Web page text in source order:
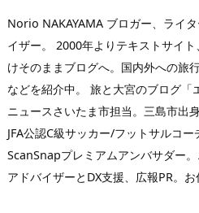
Norio NAKAYAMA ブロガー、ライ
イザー。 2000年よりテキストサイ
けそのままブログへ。国内外への旅
などを紹介中。 旅と大宮のブログ
ニュースさいたま市担当。三島市出
JFA公認C級サッカー/フットサルコー
ScanSnapプレミアムアンバサダー
アドバイザーとDX支援、広報PR。